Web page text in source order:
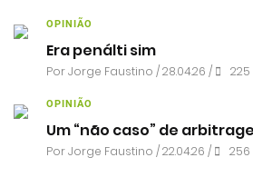
OPINIÃO
Era penálti sim
PorJorge Faustino / 28.04.26 / 225
OPINIÃO
Um “não caso” de
PorJorge Faustino / 22.04.26 / 256